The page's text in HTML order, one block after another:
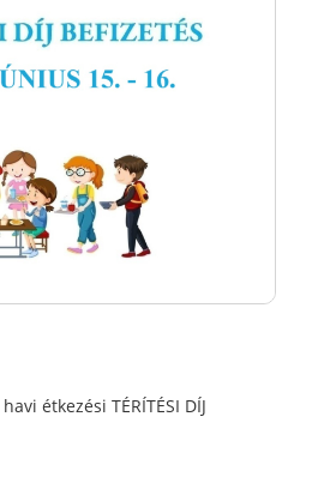
havi étkezési TÉRÍTÉSI DÍJ